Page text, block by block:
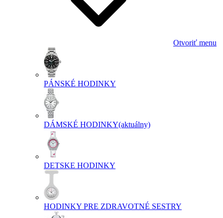
Otvoriť menu
PÁNSKÉ HODINKY
DÁMSKÉ HODINKY(aktuálny)
DETSKE HODINKY
HODINKY PRE ZDRAVOTNÉ SESTRY